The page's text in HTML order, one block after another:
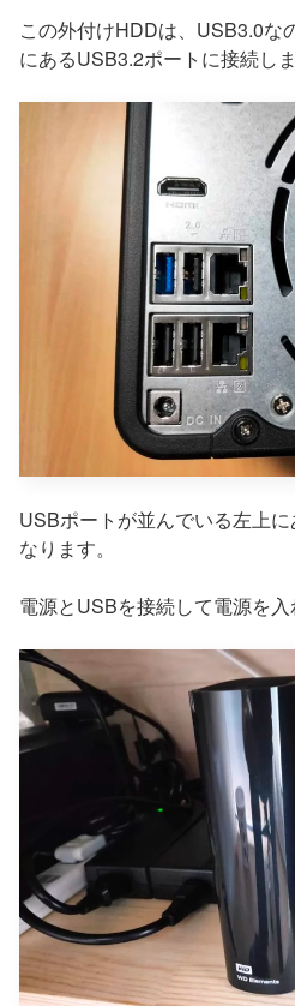
この外付けHDDは、USB3.0な
にあるUSB3.2ポートに接続しま
USBポートが並んでいる左上
なります。
電源とUSBを接続して電源を入